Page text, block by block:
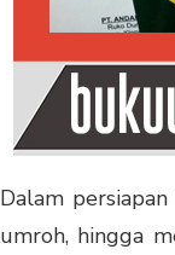
Dalam
umroh, hingga